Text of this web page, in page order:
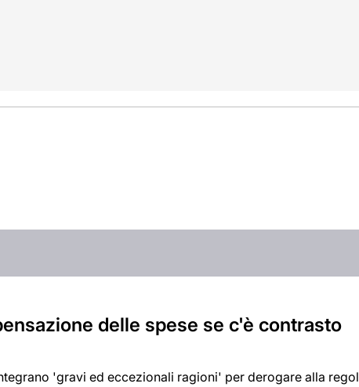
delle spese se c'è contrasto
'gravi ed eccezionali ragioni' per derogare alla